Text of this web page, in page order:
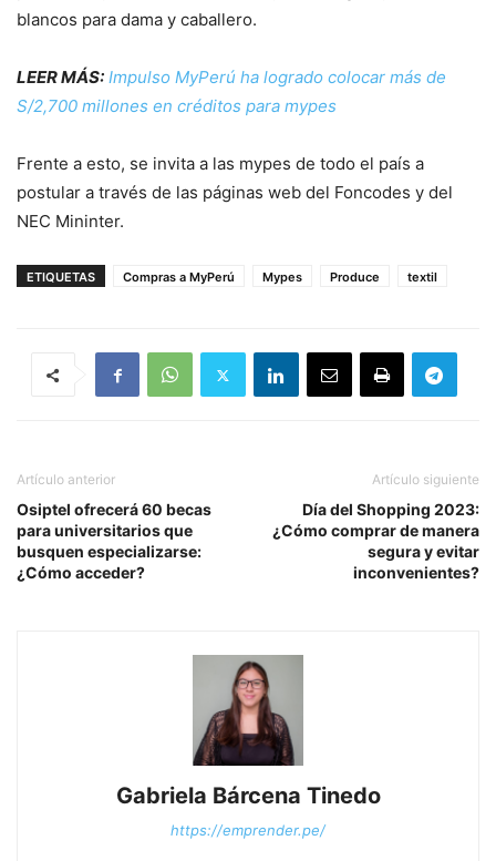
blancos para dama y caballero.
LEER MÁS: Impulso MyPerú ha logrado colocar más de
S/2,700 millones en créditos para mypes
Frente a esto, se invita a las mypes de todo el país a
postular a través de las páginas web del Foncodes y del
NEC Mininter.
ETIQUETAS Compras a MyPerú Mypes Produce textil
Artículo anterior
Osiptel ofrecerá 60 becas
para universitarios que
busquen especializarse:
¿Cómo acceder?
Artículo siguiente
Día del Shopping 2023:
¿Cómo comprar de manera
segura y evitar
inconvenientes?
Gabriela Bárcena Tinedo
https://emprender.pe/